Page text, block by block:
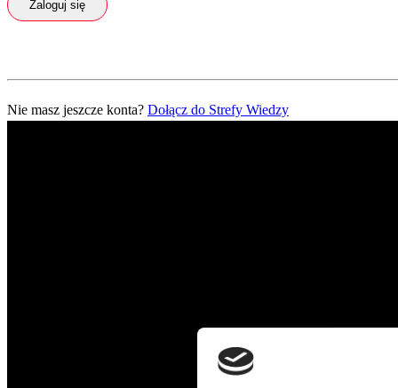
Zaloguj się
Nie masz jeszcze konta? Dołącz do Strefy Wiedzy